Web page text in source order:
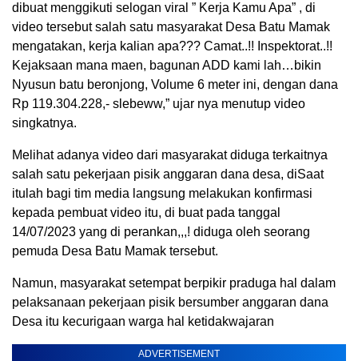
dibuat menggikuti selogan viral ” Kerja Kamu Apa” , di
video tersebut salah satu masyarakat Desa Batu Mamak
mengatakan, kerja kalian apa??? Camat..!! Inspektorat..!!
Kejaksaan mana maen, bagunan ADD kami lah…bikin
Nyusun batu beronjong, Volume 6 meter ini, dengan dana
Rp 119.304.228,- slebeww,” ujar nya menutup video
singkatnya.
Melihat adanya video dari masyarakat diduga terkaitnya
salah satu pekerjaan pisik anggaran dana desa, diSaat
itulah bagi tim media langsung melakukan konfirmasi
kepada pembuat video itu, di buat pada tanggal
14/07/2023 yang di perankan,,,! diduga oleh seorang
pemuda Desa Batu Mamak tersebut.
Namun, masyarakat setempat berpikir praduga hal dalam
pelaksanaan pekerjaan pisik bersumber anggaran dana
Desa itu kecurigaan warga hal ketidakwajaran
ADVERTISEMENT